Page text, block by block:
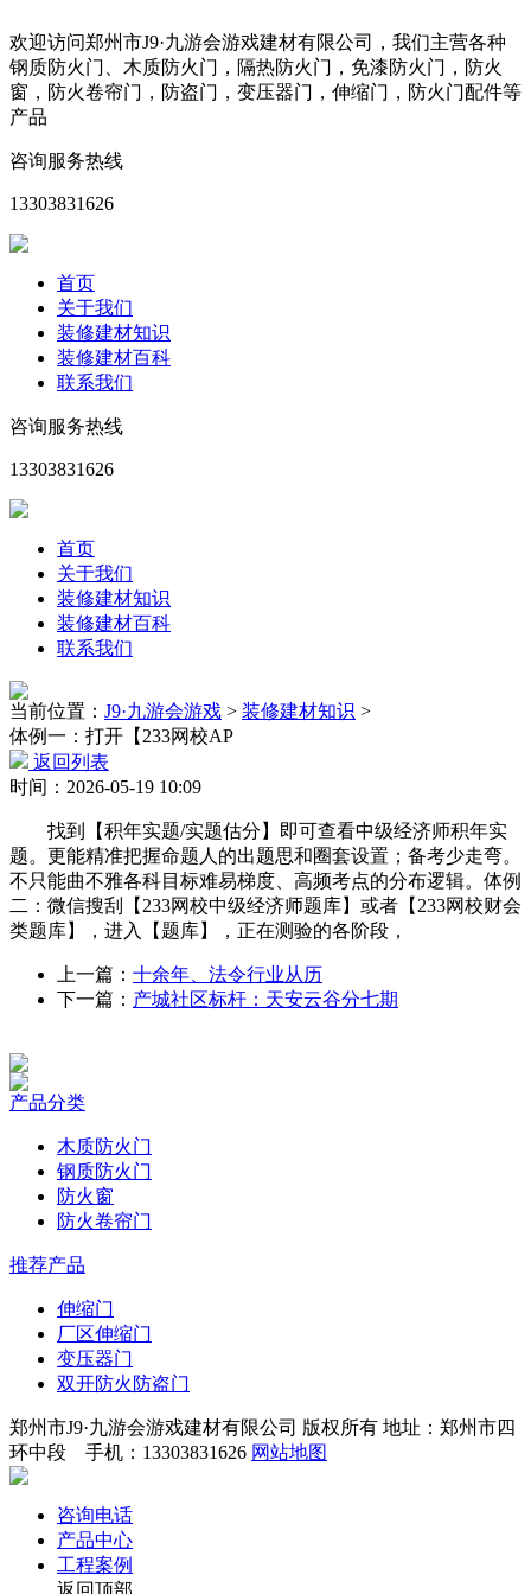
欢迎访问郑州市J9·九游会游戏建材有限公司，我们主营各种
钢质防火门、木质防火门，隔热防火门，免漆防火门，防火
窗，防火卷帘门，防盗门，变压器门，伸缩门，防火门配件等
产品
咨询服务热线
13303831626
首页
关于我们
装修建材知识
装修建材百科
联系我们
咨询服务热线
13303831626
首页
关于我们
装修建材知识
装修建材百科
联系我们
当前位置： J9·九游会游戏 > 装修建材知识 >
体例一：打开【233网校AP
返回列表
时间：2026-05-19 10:09
找到【积年实题/实题估分】即可查看中级经济师积年实
题。更能精准把握命题人的出题思和圈套设置；备考少走弯。
不只能曲不雅各科目标难易梯度、高频考点的分布逻辑。体例
二：微信搜刮【233网校中级经济师题库】或者【233网校财会
类题库】，进入【题库】，正在测验的各阶段，
上一篇： 十余年、法令行业从历
下一篇： 产城社区标杆：天安云谷分七期
产品分类
木质防火门
钢质防火门
防火窗
防火卷帘门
推荐产品
伸缩门
厂区伸缩门
变压器门
双开防火防盗门
郑州市J9·九游会游戏建材有限公司 版权所有 地址：郑州市四
环中段 手机：13303831626 网站地图
咨询电话
产品中心
工程案例
返回顶部